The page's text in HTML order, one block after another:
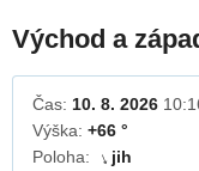
Východ a
Čas: 10. 8. 2026
Výška: +66 °
Poloha:
↓ jih